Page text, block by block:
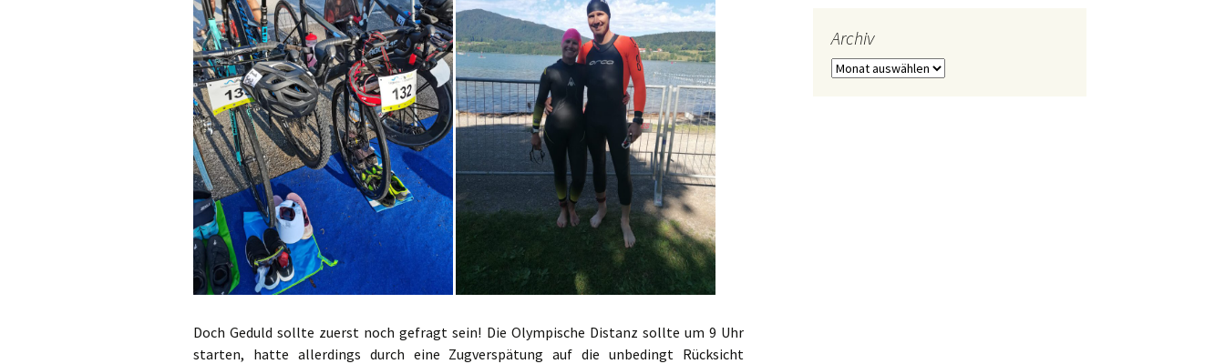
Doch Geduld sollte zuerst noch gefragt sein! Die Olympische Distanz sollte um 9 Uhr
starten, hatte allerdings durch eine Zugverspätung auf die unbedingt Rücksicht
Archiv
Archiv